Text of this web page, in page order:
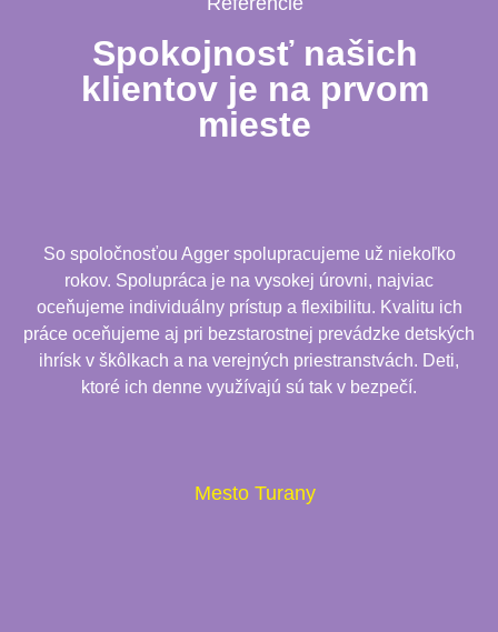
Spokojnosť našich
klientov je na prvom
mieste
So spoločnosťou Agger spolupracujeme už niekoľko
rokov. Spolupráca je na vysokej úrovni, najviac
oceňujeme individuálny prístup a flexibilitu. Kvalitu ich
práce oceňujeme aj pri bezstarostnej prevádzke detských
ihrísk v škôlkach a na verejných priestranstvách. Deti,
ktoré ich denne využívajú sú tak v bezpečí.
Mesto Turany